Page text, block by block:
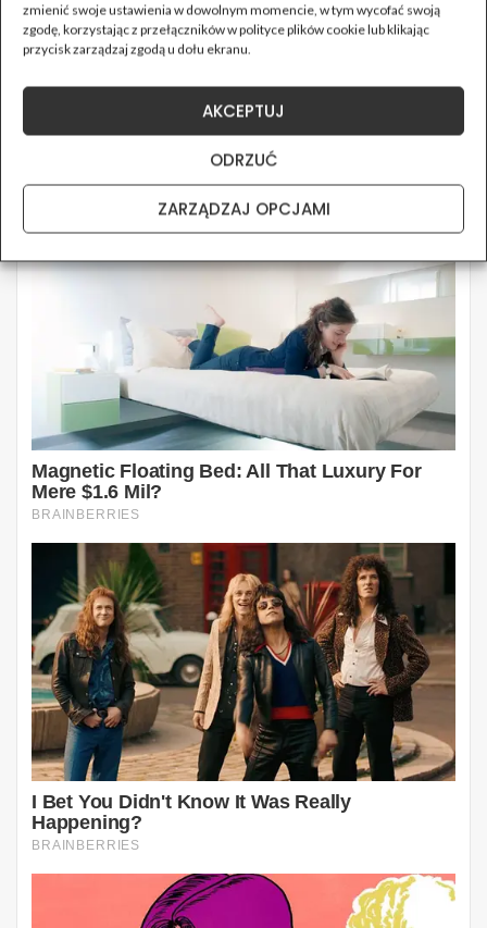
zmienić swoje ustawienia w dowolnym momencie, w tym wycofać swoją
zgodę, korzystając z przełączników w polityce plików cookie lub klikając
przycisk zarządzaj zgodą u dołu ekranu.
AKCEPTUJ
ODRZUĆ
ZARZĄDZAJ OPCJAMI